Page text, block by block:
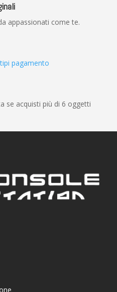
appassionati come te.
pagamento
se acquisti più di 6 oggetti